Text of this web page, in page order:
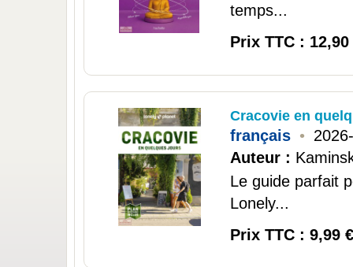
temps...
Prix TTC : 12,90
Cracovie en
français •
Auteur :
Le guide parfait
Lonely...
Prix TTC : 9,99 €